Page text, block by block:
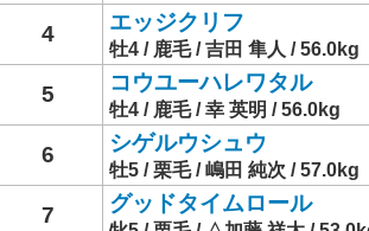
4 エッジクリフ
牡4 / 鹿毛 / 吉田 隼人 / 56.0kg
5 コウユーハレワタル
牡4 / 鹿毛 / 幸 英明 / 56.0kg
6 シゲルウシュウ
牡5 / 栗毛 / 嶋田 純次 / 57.0kg
7 グッドタイムロール